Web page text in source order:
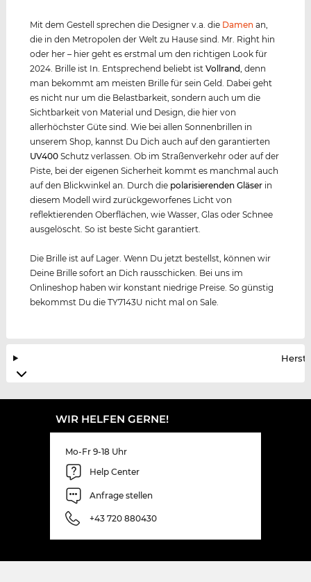
Mit dem Gestell sprechen die Designer v.a. die Damen an,
die in den Metropolen der Welt zu Hause sind. Mr. Right hin
oder her – hier geht es erstmal um den richtigen Look für
2024. Brille ist In. Entsprechend beliebt istVollrand , denn
man bekommt am meisten Brille für sein Geld. Dabei geht
es nicht nur um die Belastbarkeit, sondern auch um die
Sichtbarkeit von Material und Design, die hier von
allerhöchster Güte sind. Wie bei allen Sonnenbrillen in
unserem Shop, kannst Du Dich auch auf den garantierten
UV400 Schutz verlassen. Ob im Straßenverkehr oder auf der
Piste, bei der eigenen Sicherheit kommt es manchmal auch
auf den Blickwinkel an. Durch die polarisierenden Gläser in
diesem Modell wird zurückgeworfenes Licht von
reflektierenden Oberflächen, wie Wasser, Glas oder Schnee
ausgelöscht. So ist beste Sicht garantiert.
Die Brille ist auf Lager. Wenn Du jetzt bestellst, können wir
Deine Brille sofort an Dich rausschicken. Bei uns im
Onlineshop haben wir konstant niedrige Preise. So günstig
bekommst Du die TY7143U nicht mal on Sale.
WIR HELFEN GERNE!
Mo-Fr 9-18 Uhr
Help Center
Anfrage stellen
+43 720 880430